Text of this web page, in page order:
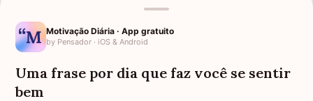
Mensagens de Aniversário
Motivação Diária · App gratuito
by Pensador · iOS & Android
Uma frase por dia que faz você se sentir
bem